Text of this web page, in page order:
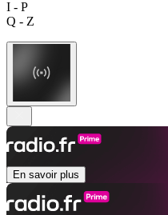
I - P
Q - Z
En savoir plus